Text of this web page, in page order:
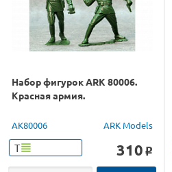
Набор фигурок ARK 80006.
Красная армия.
AK80006 ARK Models
Т 310 o